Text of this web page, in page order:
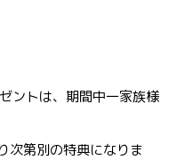
ントは、期間中一家族様
次第別の特典になりま